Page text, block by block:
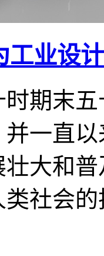
工业设
期末
一直
大和
社会